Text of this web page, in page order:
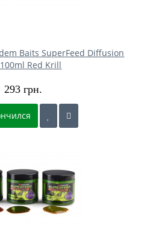
Baits SuperFeed Diffusion
Red Krill
293 грн.